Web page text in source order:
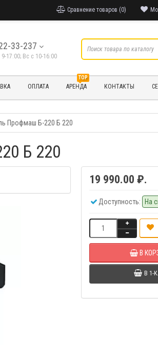
Сравнение товаров (0)
33-237
9-17:00; Вс с 10-16:00
ОПЛАТА
TOP
АРЕНДА КОНТАКТЫ
Профмаш Б-220 Б 220
Б 220
19 990.00 ₽.
Доступность: На
В
В 1-